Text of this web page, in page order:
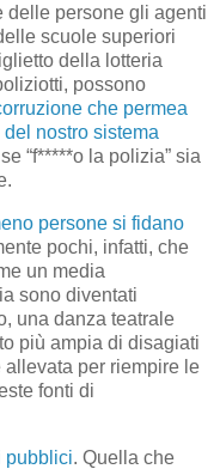
delle persone gli agenti
scuole superiori
della lotteria
possono
che permea
nostro sistema
“f*****o la polizia” sia
persone si fidano
pochi, infatti, che
un media
sono diventati
una danza teatrale
più ampia di disagiati
per riempire le
fonti di
pubblici. Quella che